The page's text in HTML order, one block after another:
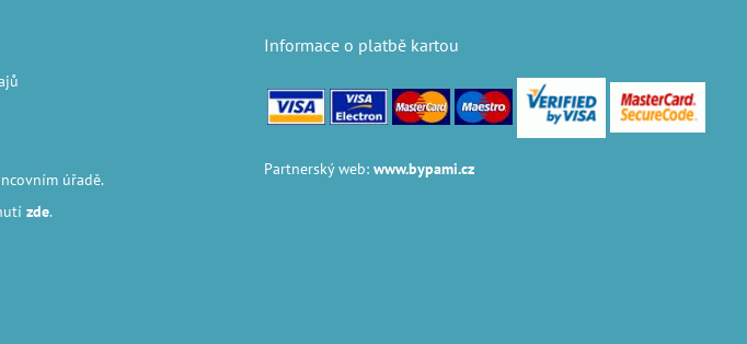
úřadě.
zde.
Informace o platbě kartou
Partnerský web:www.bypami.cz